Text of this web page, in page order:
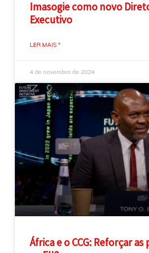
Imasogie como novo
Executivo
LER MAIS "
4 de novembro de 2024
África e o CCG: Reforçar as